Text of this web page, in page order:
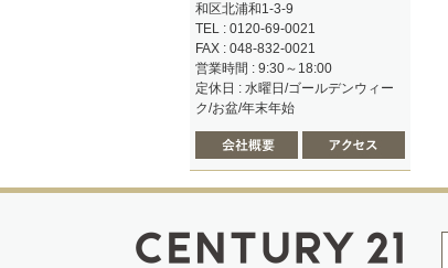
和区北浦和1-3-9
TEL : 0120-69-0021
FAX : 048-832-0021
営業時間 : 9:30～18:00
定休日 : 水曜日/ゴールデンウィー
ク/お盆/年末年始